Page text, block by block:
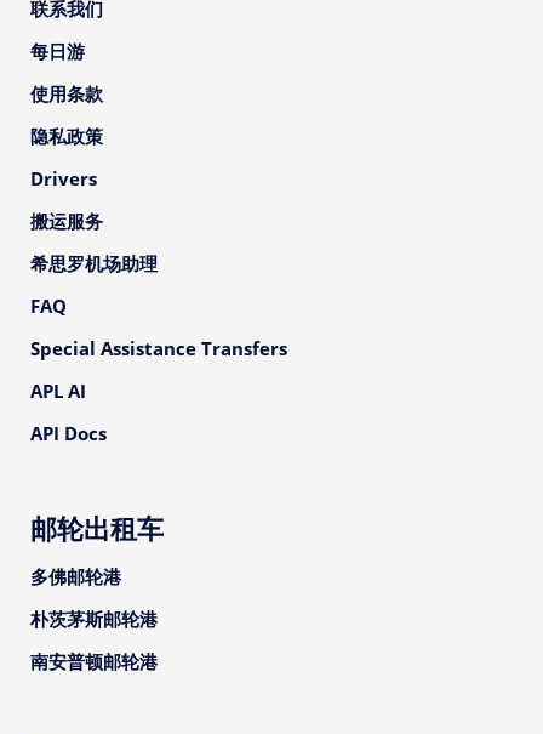
联系我们
每日游
使用条款
隐私政策
Drivers
搬运服务
希思罗机场助理
FAQ
Special Assistance Transfers
APL AI
API Docs
邮轮出租车
多佛邮轮港
朴茨茅斯邮轮港
南安普顿邮轮港